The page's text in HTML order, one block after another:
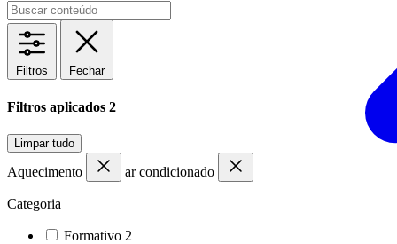
Filtros Fechar
Filtros aplicados 2
Limpar tudo
Aquecimento ar condicionado
Categoria
Formativo 2